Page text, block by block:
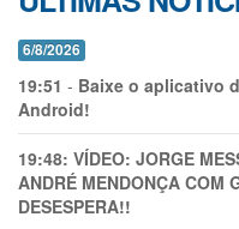
6/8/2026
19:51 - Baixe o aplicativo
Android!
19:48: VÍDEO: JORGE
ANDRÉ MENDONÇA COM
DESESPERA!!